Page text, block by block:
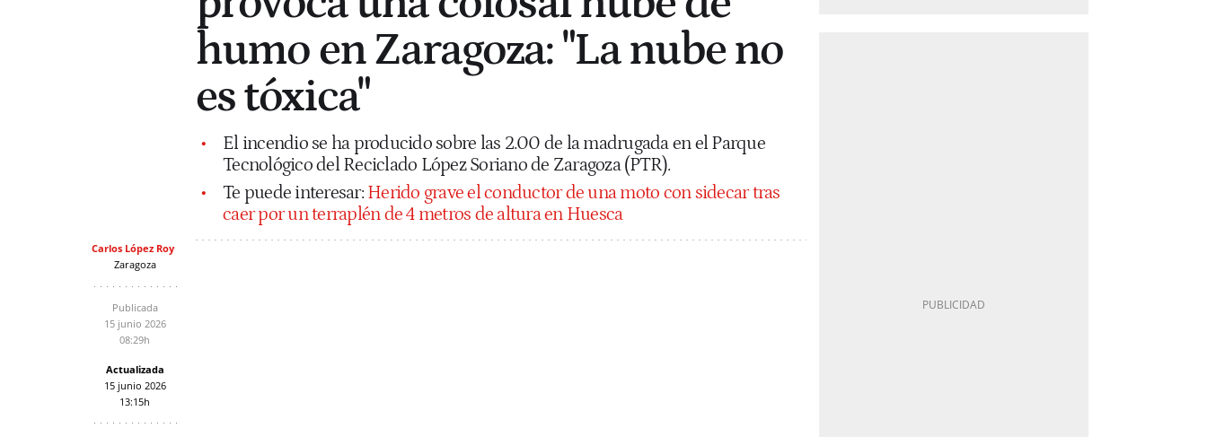
humo en Zaragoza: "La nube no
es tóxica"
El incendio se ha producido sobre las 2.00 de la madrugada en el Parque
Tecnológico del Reciclado López Soriano de Zaragoza (PTR).
Te puede interesar: Herido grave el conductor de una moto con sidecar tras
caer por un terraplén de 4 metros de altura en Huesca
Carlos López Roy
Zaragoza
Publicada
15 junio 2026
08:29h
Actualizada
15 junio 2026
13:15h